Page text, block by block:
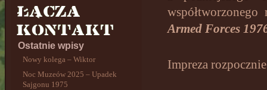
Ostatnie wpisy
Nowy kolega – Wiktor
Noc Muzeów 2025 – Upadek
Sajgonu 1975
Armed Forces
Impreza